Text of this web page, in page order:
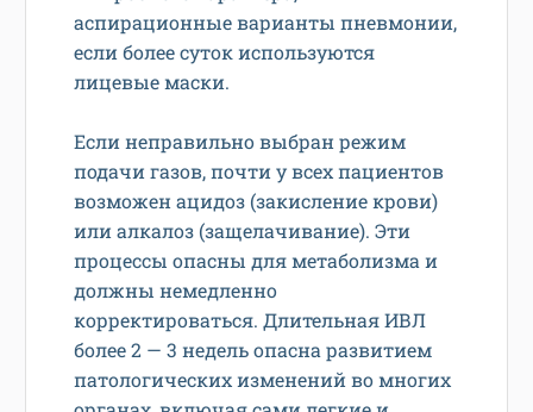
аспирационные варианты пневмонии,
если более суток используются
лицевые маски.
Если неправильно выбран режим
подачи газов, почти у всех пациентов
возможен ацидоз (закисление крови)
или алкалоз (защелачивание). Эти
процессы опасны для метаболизма и
должны немедленно
корректироваться. Длительная ИВЛ
более 2 — 3 недель опасна развитием
патологических изменений во многих